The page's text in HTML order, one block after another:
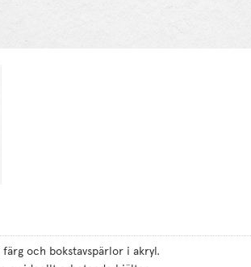
och bokstavspärlor i akryl.